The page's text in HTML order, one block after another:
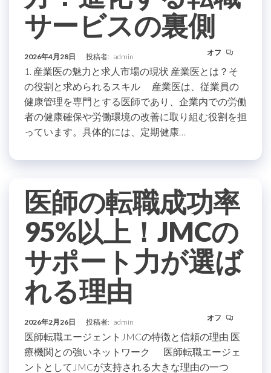
サービスの裏側
2026年4月28日 投稿者: admin オフ
1. 産業医の魅力と求人市場の現状 産業医とは？そ
の役割と求められるスキル 産業医は、従業員の
健康管理を専門とする医師であり、企業内での労働
者の健康確保や労働環境の改善に取り組む役割を担
っています。具体的には、定期健康…
医師の転職成功率
95%以上！JMCの
サポート力が選ば
れる理由
2026年2月26日 投稿者: admin オフ
医師転職エージェントJMCの特徴と信頼の理由 医
療機関との強いネットワーク 医師転職エージェ
ントとしてJMCが支持される大きな理由の一つ